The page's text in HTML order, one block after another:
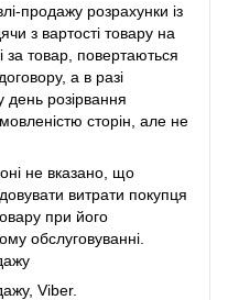
продажу розрахунки із
з вартості товару на
за товар, повертаються
а в разі
день розірвання
сторін, але не
не вказано, що
витрати покупця
при його
обслуговуванні.
Viber.